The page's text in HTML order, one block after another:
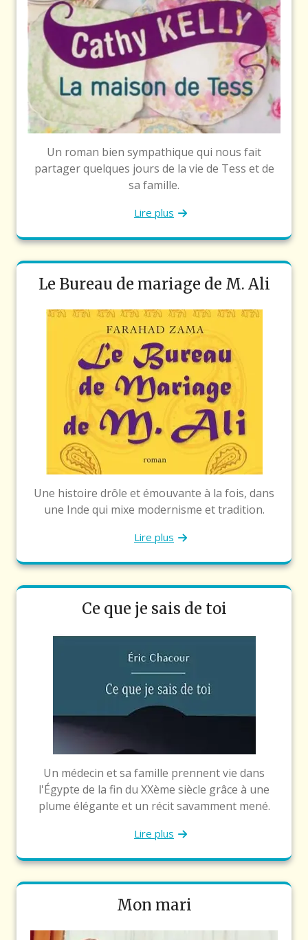
Un roman bien sympathique qui nous fait
partager quelques jours de la vie de Tess et de
sa famille.
Lire plus
Le Bureau de mariage de M. Ali
Une histoire drôle et émouvante à la fois, dans
une Inde qui mixe modernisme et tradition.
Lire plus
Ce que je sais de toi
Un médecin et sa famille prennent vie dans
l'Égypte de la fin du XXème siècle grâce à une
plume élégante et un récit savamment mené.
Lire plus
Mon mari